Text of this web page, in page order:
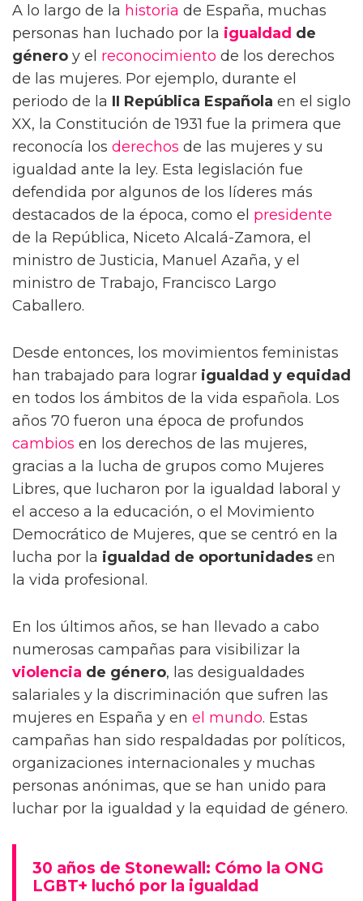
A lo largo de la historia de España, muchas
personas han luchado por la igualdad de
género y el reconocimiento de los derechos
de las mujeres. Por ejemplo, durante el
periodo de la II República Española en el siglo
XX, la Constitución de 1931 fue la primera que
reconocía los derechos de las mujeres y su
igualdad ante la ley. Esta legislación fue
defendida por algunos de los líderes más
destacados de la época, como el presidente
de la República, Niceto Alcalá-Zamora, el
ministro de Justicia, Manuel Azaña, y el
ministro de Trabajo, Francisco Largo
Caballero.
Desde entonces, los movimientos feministas
han trabajado para lograr igualdad y equidad
en todos los ámbitos de la vida española. Los
años 70 fueron una época de profundos
cambios en los derechos de las mujeres,
gracias a la lucha de grupos como Mujeres
Libres, que lucharon por la igualdad laboral y
el acceso a la educación, o el Movimiento
Democrático de Mujeres, que se centró en la
lucha por la igualdad de oportunidades en
la vida profesional.
En los últimos años, se han llevado a cabo
numerosas campañas para visibilizar la
violencia de género, las desigualdades
salariales y la discriminación que sufren las
mujeres en España y en el mundo. Estas
campañas han sido respaldadas por políticos,
organizaciones internacionales y muchas
personas anónimas, que se han unido para
luchar por la igualdad y la equidad de género.
30 años de Stonewall: Cómo la ONG
LGBT+ luchó por la igualdad